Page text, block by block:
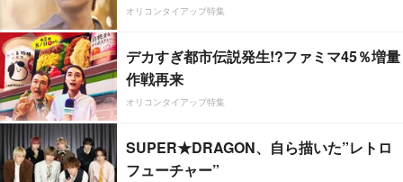
オリコンタイアップ特集
デカすぎ都市伝説発生!?ファミマ45％増量
作戦再来
オリコンタイアップ特集
SUPER★DRAGON、自ら描いた”レトロ
フューチャー”